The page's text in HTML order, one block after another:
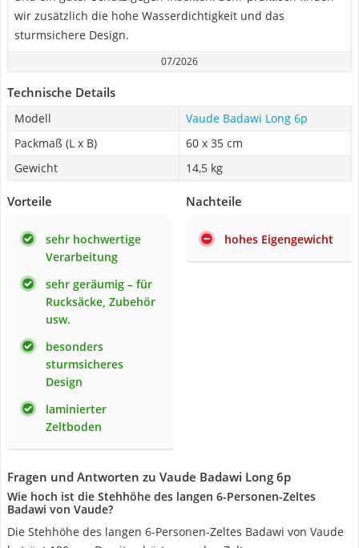
wir zusätzlich die hohe Wasserdichtigkeit und das
sturmsichere Design.
07/2026
Technische Details
Modell
Vaude Badawi Long 6p
Packmaß (L x B)
60 x 35 cm
Gewicht
14,5 kg
Vorteile
sehr hochwertige
Verarbeitung
sehr geräumig – für
Rucksäcke, Zubehör
usw.
besonders
sturmsicheres
Design
laminierter
Zeltboden
Nachteile
hohes Eigengewicht
Fragen und Antworten zu Vaude Badawi Long 6p
Wie hoch ist die Stehhöhe des langen 6-Personen-Zeltes
Badawi von Vaude?
Die Stehhöhe des langen 6-Personen-Zeltes Badawi von Vaude